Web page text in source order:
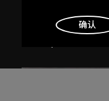
斜坡入口／坡
目，香港（明白
确认